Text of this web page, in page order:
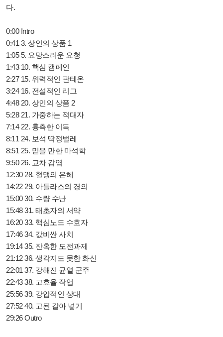
다.
0:00 Intro
0:41 3. 상인의 상품 1
1:05 5. 요망스러운 요청
1:43 10. 핵심 캠페인
2:27 15. 위력적인 판테온
3:24 16. 전설적인 리그
4:48 20. 상인의 상품 2
5:28 21. 가중하는 적대자
7:14 22. 흉측한 이득
8:11 24. 보석 딱정벌레
8:51 25. 믿을 만한 마석학
9:50 26. 교차 감염
12:30 28. 혈맹의 은혜
14:22 29. 아틀라스의 경의
15:00 30. 수량 수난
15:48 31. 태초자의 서약
16:20 33. 핵심노드 수호자
17:46 34. 값비싼 사치
19:14 35. 잔혹한 도전과제
21:12 36. 생각지도 못한 화신
22:01 37. 강해진 균열 군주
22:43 38. 고효율 작업
25:56 39. 강압적인 상대
27:52 40. 고된 갈아 넣기
29:26 Outro